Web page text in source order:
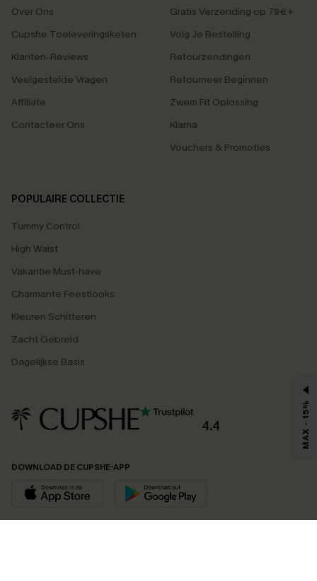
Over Ons
Cupshe Toeleveringsketen
Klanten-Reviews
Veelgestelde Vragen
Affiliate
Contacteer Ons
Gratis Verzending op 79€+
Volg Je Bestelling
Retourzendingen
Retourneer Beginnen
Zwem Fit Oplossing
Klarna
Vouchers & Promoties
POPULAIRE COLLECTIE
Tummy Control
High Waist
Vakantie Must-have
Charmante Feestlooks
Kleuren Schitteren
Zacht Gebreid
Dagelijkse Basis
4.4
DOWNLOAD DE CUPSHE-APP
MAX - 15%